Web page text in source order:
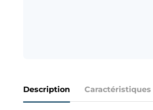
Description Caractéristiques